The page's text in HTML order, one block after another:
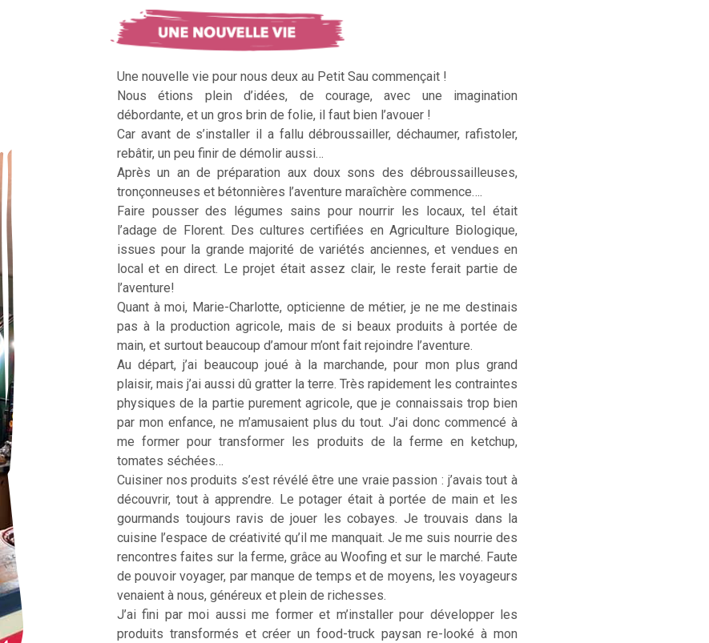
Une nouvelle vie pour nous deux au Petit Sau commençait !
Nous étions plein d’idées, de courage, avec une imagination
débordante, et un gros brin de folie, il faut bien l’avouer !
Car avant de s’installer il a fallu débroussailler, déchaumer, rafistoler,
rebâtir, un peu finir de démolir aussi…
Après un an de préparation aux doux sons des débroussailleuses,
tronçonneuses et bétonnières l’aventure maraîchère commence….
Faire pousser des légumes sains pour nourrir les locaux, tel était
l’adage de Florent. Des cultures certifiées en Agriculture Biologique,
issues pour la grande majorité de variétés anciennes, et vendues en
local et en direct. Le projet était assez clair, le reste ferait partie de
l’aventure!
Quant à moi, Marie-Charlotte, opticienne de métier, je ne me destinais
pas à la production agricole, mais de si beaux produits à portée de
main, et surtout beaucoup d’amour m’ont fait rejoindre l’aventure.
Au départ, j’ai beaucoup joué à la marchande, pour mon plus grand
plaisir, mais j’ai aussi dû gratter la terre. Très rapidement les contraintes
physiques de la partie purement agricole, que je connaissais trop bien
par mon enfance, ne m’amusaient plus du tout. J’ai donc commencé à
me former pour transformer les produits de la ferme en ketchup,
tomates séchées…
Cuisiner nos produits s’est révélé être une vraie passion : j’avais tout à
découvrir, tout à apprendre. Le potager était à portée de main et les
gourmands toujours ravis de jouer les cobayes. Je trouvais dans la
cuisine l’espace de créativité qu’il me manquait. Je me suis nourrie des
rencontres faites sur la ferme, grâce au Woofing et sur le marché. Faute
de pouvoir voyager, par manque de temps et de moyens, les voyageurs
venaient à nous, généreux et plein de richesses.
J’ai fini par moi aussi me former et m’installer pour développer les
produits transformés et créer un food-truck paysan re-looké à mon